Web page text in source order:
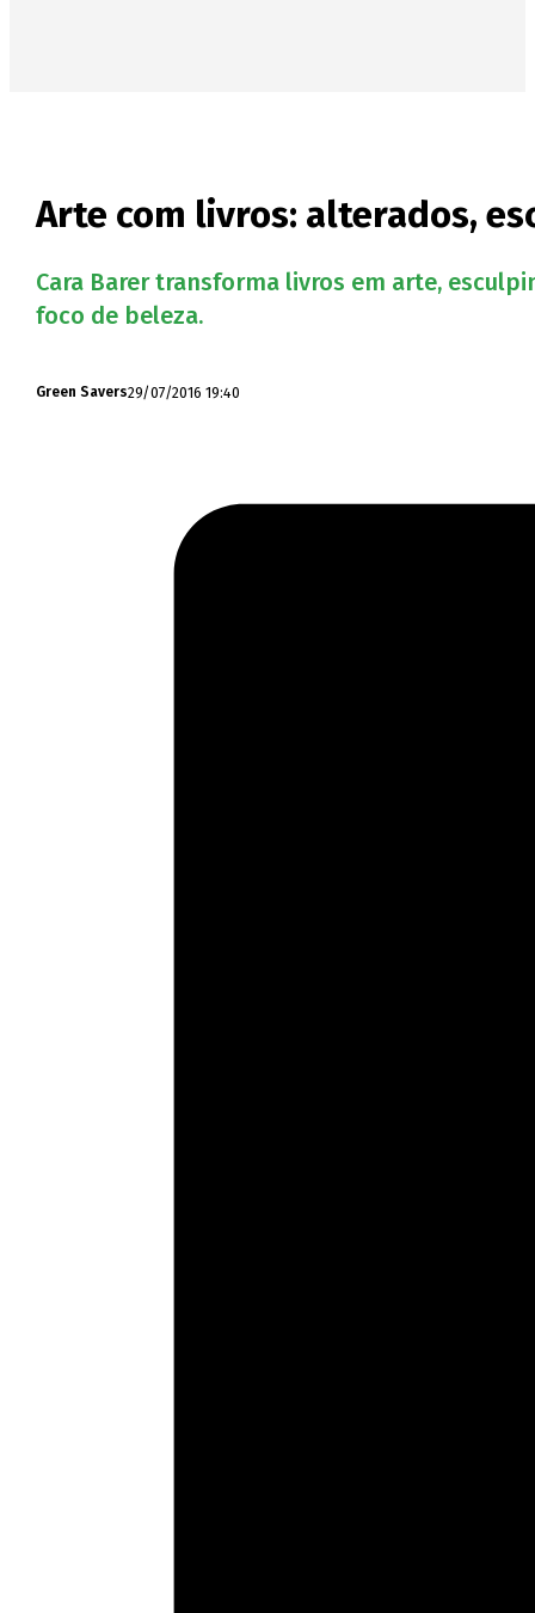
Arte com livros: alterados,
Cara Barer transforma livros em arte,
foco de beleza.
Green Savers29/07/2016 19:40